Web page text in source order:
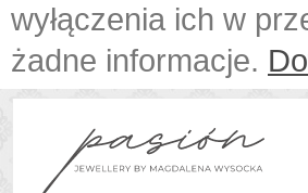
wyłączenia ich w
żadne informacje.